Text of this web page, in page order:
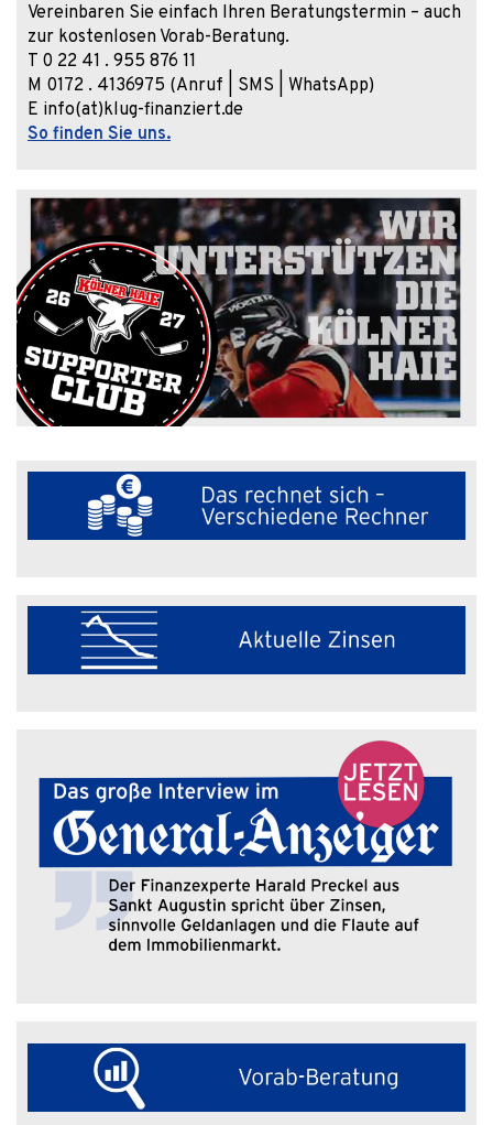
Vereinbaren Sie einfach Ihren Beratungstermin – auch
zur kostenlosen Vorab-Beratung.
T 0 22 41 . 955 876 11
M 0172 . 4136975 (Anruf | SMS | WhatsApp)
E info(at)klug-finanziert.de
So finden Sie uns.